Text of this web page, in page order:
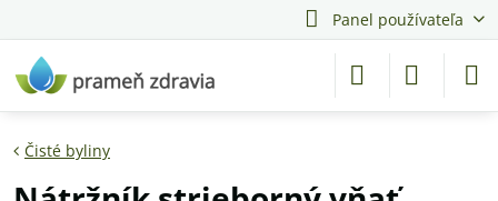
Panel používateľa
Čisté byliny